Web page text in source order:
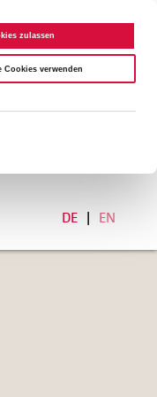
zulassen
Cookies verwenden
DE EN